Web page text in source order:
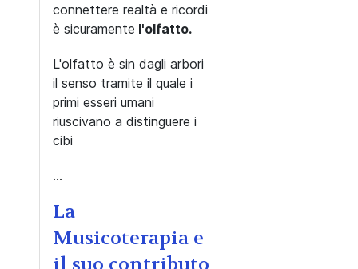
connettere realtà e ricordi
è sicuramente l'olfatto.
L'olfatto è sin dagli arbori
il senso tramite il quale i
primi esseri umani
riuscivano a distinguere i
cibi
...
La
Musicoterapia e